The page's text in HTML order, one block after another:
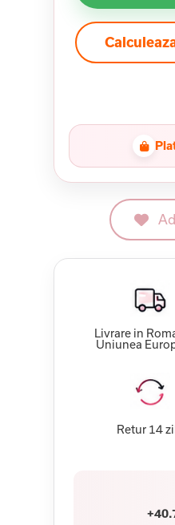
Livrare in
Uniunea
Retur 14